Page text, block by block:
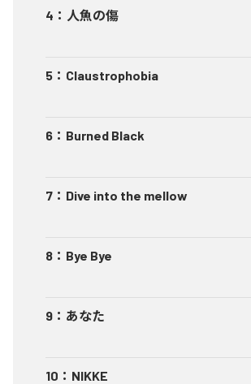
4 ： 人魚の傷
5 ： Claustrophobia
6 ： Burned Black
7 ： Dive into the mellow
8 ： Bye Bye
9 ： あなた
10 ： NIKKE